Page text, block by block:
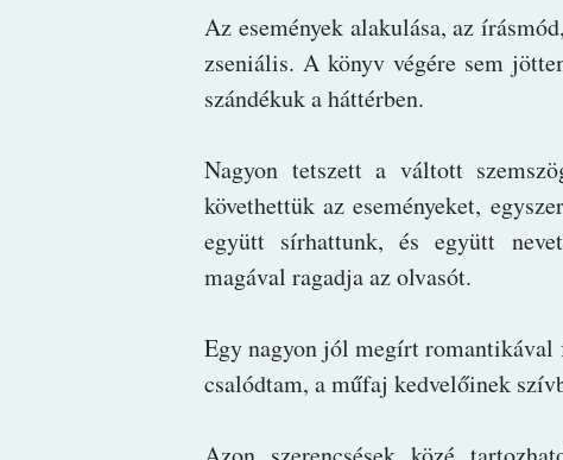
Az események alakulása, az
zseniális. A könyv végére sem
szándékuk a háttérben.
Nagyon tetszett a váltott
követhettük az eseményeket,
együtt sírhattunk, és együtt
magával ragadja az olvasót.
Egy nagyon jól megírt
csalódtam, a műfaj kedvelőinek